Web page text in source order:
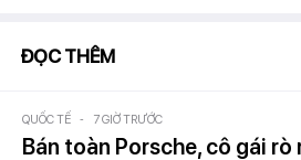
ĐỌC THÊM
QUỐC TẾ - 7 GIỜ TRƯỚC
Bán toàn Porsche, cô gái rò